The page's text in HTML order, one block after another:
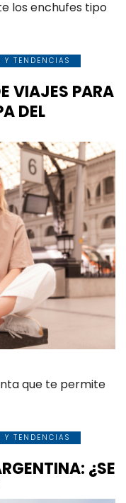
los enchufes tipo
Y TENDENCIAS
VIAJES PARA
DEL
que te permite
Y TENDENCIAS
¿SE